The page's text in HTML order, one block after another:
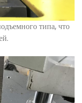
типа, что